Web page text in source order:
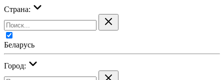
Страна:
Беларусь
Город: